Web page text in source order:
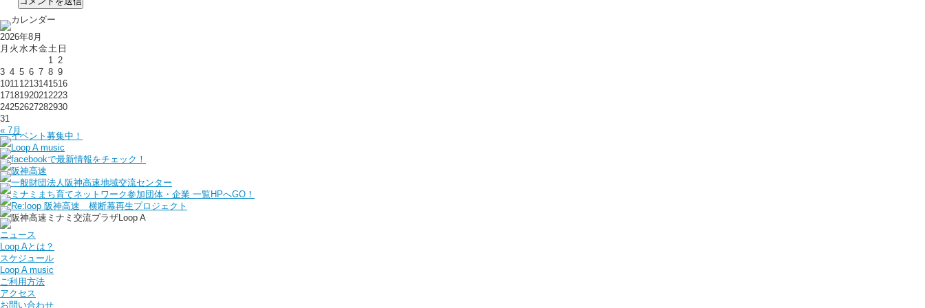
2026年8月
月 火 水 木金土 日
1
2
3 4 5 6 7 8 9
1011 1213141516
1718192021 2223
24252627282930
31
« 7月
ニュース
Loop Aとは？
スケジュール
Loop A music
ご利用方法
アクセス
お問い合わせ